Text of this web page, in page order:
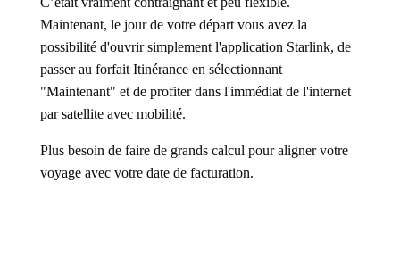
Maintenant, le jour de votre départ vous avez la
possibilité d'ouvrir simplement l'application Starlink, de
passer au forfait Itinérance en sélectionnant
"Maintenant" et de profiter dans l'immédiat de l'internet
par satellite avec mobilité.
Plus besoin de faire de grands calcul pour aligner votre
voyage avec votre date de facturation.